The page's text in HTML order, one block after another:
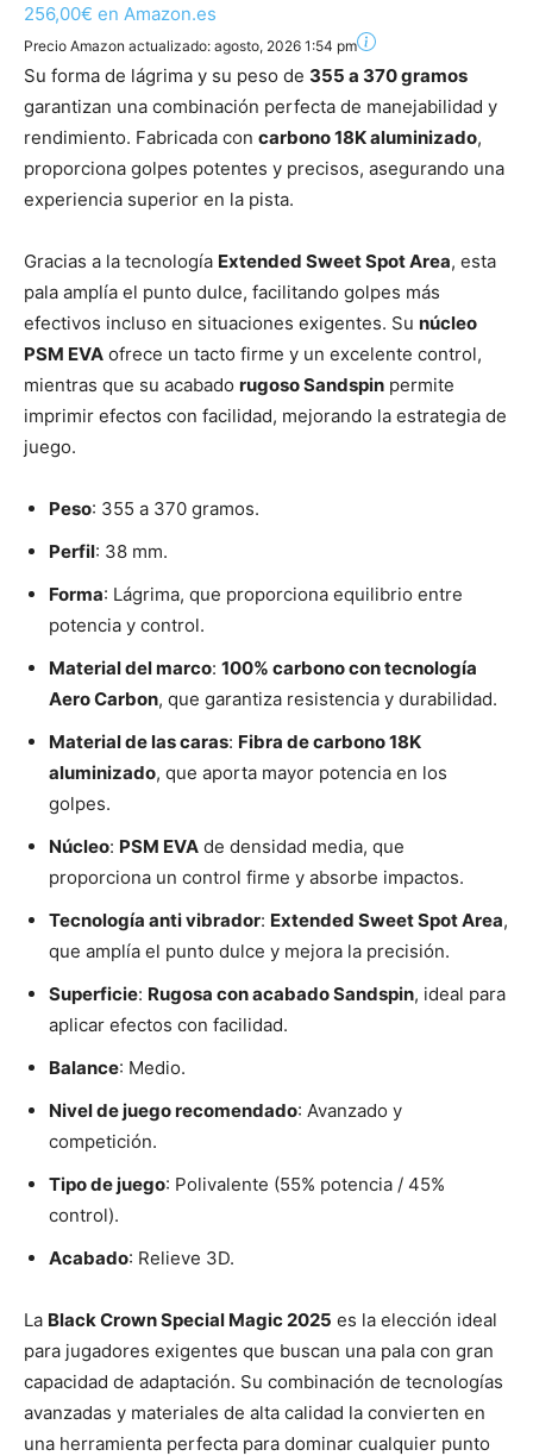
256,00€ en Amazon.es
Precio Amazon actualizado: agosto, 2026 1:54 pm
Su forma de lágrima y su peso de 355 a 370 gramos
garantizan una combinación perfecta de manejabilidad y
rendimiento. Fabricada con carbono 18K aluminizado,
proporciona golpes potentes y precisos, asegurando una
experiencia superior en la pista.
Gracias a la tecnología Extended Sweet Spot Area, esta
pala amplía el punto dulce, facilitando golpes más
efectivos incluso en situaciones exigentes. Su núcleo
PSM EVA ofrece un tacto firme y un excelente control,
mientras que su acabado rugoso Sandspin permite
imprimir efectos con facilidad, mejorando la estrategia de
juego.
Peso: 355 a 370 gramos.
Perfil: 38 mm.
Forma: Lágrima, que proporciona equilibrio entre
potencia y control.
Material del marco: 100% carbono con tecnología
Aero Carbon, que garantiza resistencia y durabilidad.
Material de las caras: Fibra de carbono 18K
aluminizado, que aporta mayor potencia en los
golpes.
Núcleo: PSM EVA de densidad media, que
proporciona un control firme y absorbe impactos.
Tecnología anti vibrador: Extended Sweet Spot Area,
que amplía el punto dulce y mejora la precisión.
Superficie: Rugosa con acabado Sandspin, ideal para
aplicar efectos con facilidad.
Balance: Medio.
Nivel de juego recomendado: Avanzado y
competición.
Tipo de juego: Polivalente (55% potencia / 45%
control).
Acabado: Relieve 3D.
La Black Crown Special Magic 2025 es la elección ideal
para jugadores exigentes que buscan una pala con gran
capacidad de adaptación. Su combinación de tecnologías
avanzadas y materiales de alta calidad la convierten en
una herramienta perfecta para dominar cualquier punto